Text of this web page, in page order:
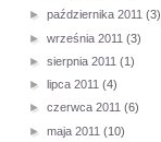
►października 2011(3)
►września 2011(3)
►sierpnia 2011(1)
►lipca 2011(4)
►czerwca 2011(6)
►maja 2011(10)